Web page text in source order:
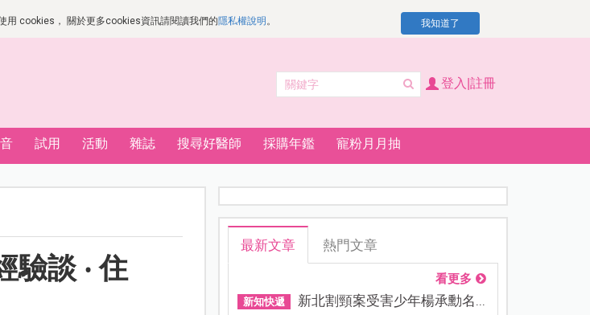
用 cookies， 關於更多cookies資訊請閱讀我們的隱私權說明 。 我知道了
登入|註冊
試用 活動 雜誌 搜尋好醫師 採購年鑑 寵粉月月抽
驗談 ‧ 住
最新文章 熱門文章
看更多
新知快遞 新北割頸案受害少年楊承勳名...